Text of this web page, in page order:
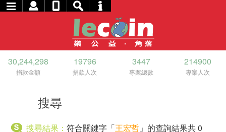
30,244,298
捐款金額
19796
捐款人次
3447
專案總數
214900
專案人次
搜尋
搜尋結果：符合關鍵字「王宏哲 」的查詢結果共 0